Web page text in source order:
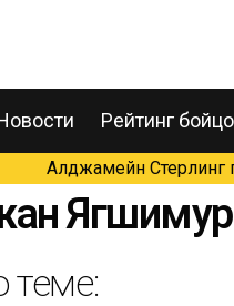
Рейтинг
Алджамейн Стерлинг
теме: